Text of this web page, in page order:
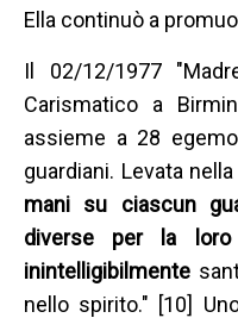
Ella continuò a
Il 02/12/1977
Carismatico a
assieme a 28
guardiani. Levata
mani su ciascun
diverse per la loro
inintelligibilmente
nello spirito." [10]